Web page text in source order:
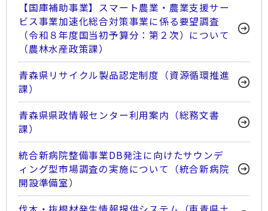
【国庫補助事業】スマート農業・農業支援サー
ビス事業加速化総合対策事業に係る要望調査
（令和８年度国当初予算分：第２次）について
（農林水産政策課）
青森県リサイクル製品認定制度（資源循環推進
課）
青森県県政情報センター利用案内（総務文書
課）
統合新病院整備事業DB発注に向けたサウンデ
ィング型市場調査の実施について（統合新病院
開設準備室）